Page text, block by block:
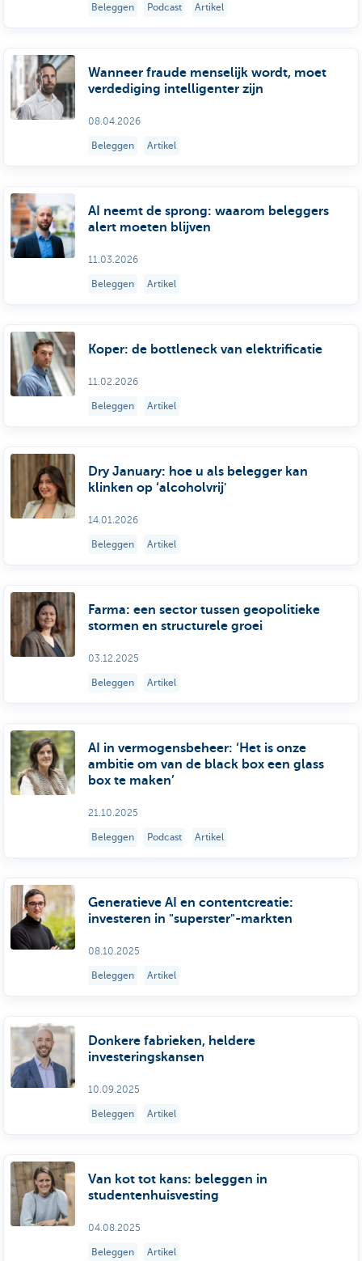
Beleggen Podcast Artikel
Wanneer fraude menselijk wordt, moet
verdediging intelligenter zijn
08.04.2026
Beleggen Artikel
AI neemt de sprong: waarom beleggers
alert moeten blijven
11.03.2026
Beleggen Artikel
Koper: de bottleneck van elektrificatie
11.02.2026
Beleggen Artikel
Dry January: hoe u als belegger kan
klinken op ‘alcoholvrij'
14.01.2026
Beleggen Artikel
Farma: een sector tussen geopolitieke
stormen en structurele groei
03.12.2025
Beleggen Artikel
AI in vermogensbeheer: ‘Het is onze
ambitie om van de black box een glass
box te maken’
21.10.2025
Beleggen Podcast Artikel
Generatieve AI en contentcreatie:
investeren in "superster"-markten
08.10.2025
Beleggen Artikel
Donkere fabrieken, heldere
investeringskansen
10.09.2025
Beleggen Artikel
Van kot tot kans: beleggen in
studentenhuisvesting
04.08.2025
Beleggen Artikel